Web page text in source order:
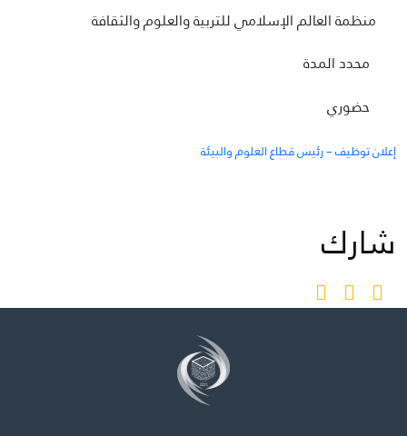
متاحف ومعارض
آخر الأخبار
الأحداث
للتواصل
المقر
منظمة العالم الإسلامي للتربية والعلوم والثقافة
محدد المدة
حضوري
إعلان توظيف – رئيس قطاع العلوم والبيئة
شارك